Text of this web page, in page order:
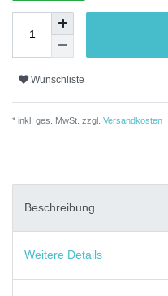
Wunschliste
* inkl. ges. MwSt. zzgl. Versandkosten
Beschreibung
Weitere Details